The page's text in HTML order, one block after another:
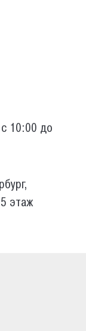
с 10:00 до
этаж